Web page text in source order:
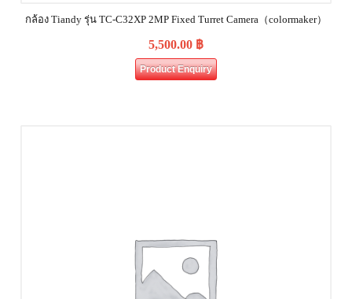
กล้อง Tiandy รุ่น TC-C32XP 2MP Fixed Turret Camera（colormaker）
5,500.00 ฿
Product Enquiry